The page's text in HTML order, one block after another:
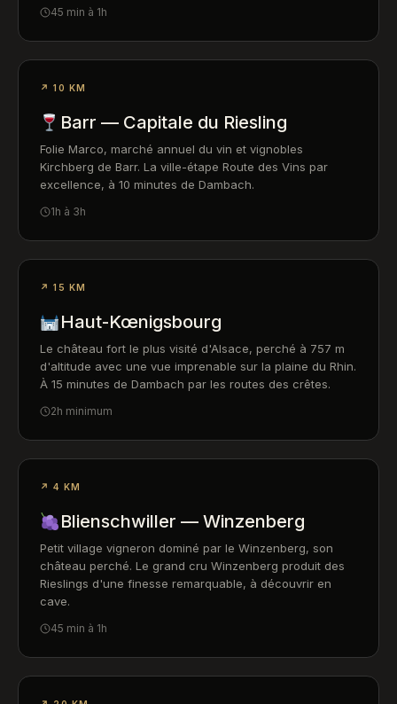
45 min à 1h
↗ 10 KM
Barr — Capitale du Riesling
Folie Marco, marché annuel du vin et vignobles
Kirchberg de Barr. La ville-étape Route des Vins par
excellence, à 10 minutes de Dambach.
1h à 3h
↗ 15 KM
Haut-Kœnigsbourg
Le château fort le plus visité d'Alsace, perché à 757 m
d'altitude avec une vue imprenable sur la plaine du Rhin.
À 15 minutes de Dambach par les routes des crêtes.
2h minimum
↗ 4 KM
Blienschwiller — Winzenberg
Petit village vigneron dominé par le Winzenberg, son
château perché. Le grand cru Winzenberg produit des
Rieslings d'une finesse remarquable, à découvrir en
cave.
45 min à 1h